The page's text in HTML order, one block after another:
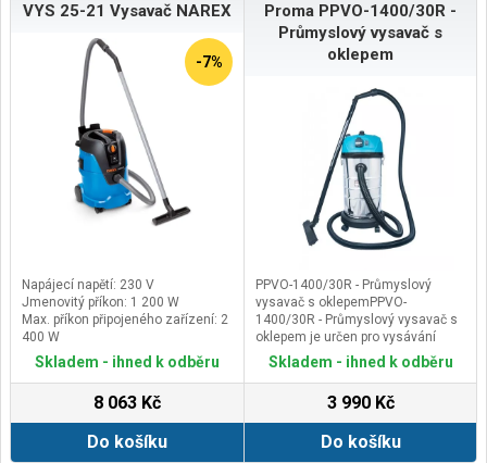
VYS 25-21 Vysavač NAREX
-7%
Napájecí napětí: 230 V
Jmenovitý příkon: 1 200 W
Max. příkon připojeného zařízení: 2
400 W
Celkový příkon max.: 3 600 W
Skladem - ihned k odběru
8 063 Kč
Do košíku
Proma PPVO-1400/30R -
Průmyslový vysavač s
oklepem
PPVO-1400/30R - Průmyslový
vysavač s oklepemPPVO-
1400/30R - Průmyslový vysavač s
oklepem je určen pro vysávání
běžných nečistot jako např. prachu,
štěrku, pilin, hoblin, a dalšího
domácího nebo průmyslového
odpadu, včetně rozlitých tekutin v
dílně, garáži i domácnosti.
Vysavač o výkonu 1400W,
vybavený zásuvkou pro připojení
Skladem - ihned k odběru
3 990 Kč
Do košíku